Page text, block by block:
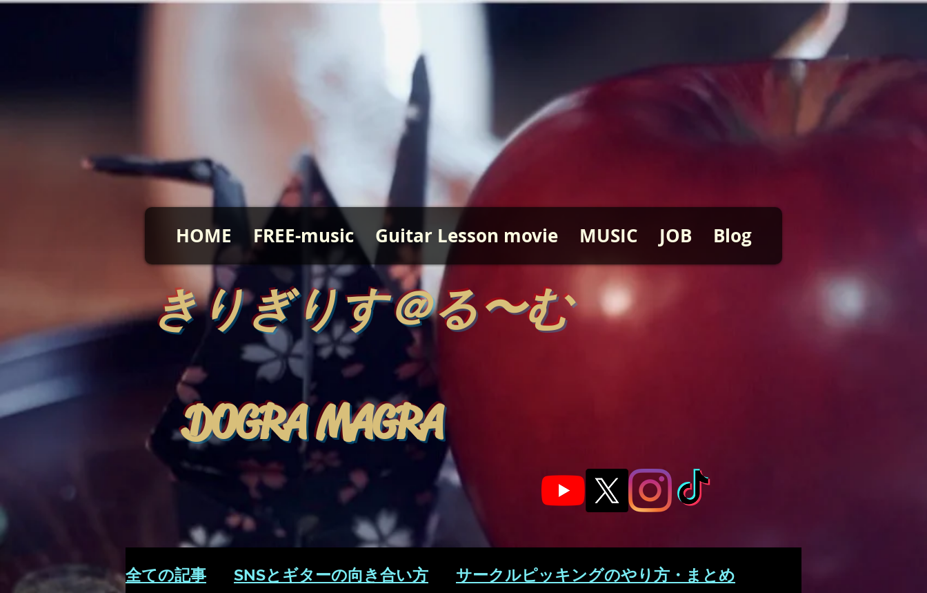
HOME FREE-music Guitar Lesson movie MUSIC JOB Blog
全ての記事 SNSとギターの向き合い方 サークルピッキングのやり方・まとめ
​きりぎりす＠る〜む
DOGRA MAGRA